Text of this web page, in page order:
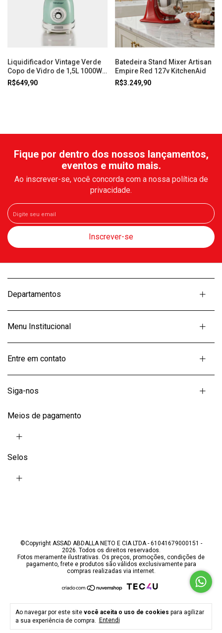
Ao navegar por este site você aceita o uso de cookies para agilizar
a sua experiência de compra.
Entendi
Liquidificador Vintage Verde
Copo de Vidro de 1,5L 1000W
Ariete
R$649,90
Batedeira Stand Mixer Artisan
Empire Red 127v KitchenAid
R$3.249,90
Fique por dentro dos nossos lançamentos,
eventos e muito mais.
Ao inscrever-se, você concorda com a nossa política de
privacidade.
Departamentos
Menu Institucional
Entre em contato
Siga-nos
Meios de pagamento
Selos
©Copyright ASSAD ABDALLA NETO E CIA LTDA - 61041679000151 -
2026. Todos os direitos reservados.
Fotos meramente ilustrativas. Os preços, promoções, condições de
pagamento, frete e produtos são válidos exclusivamente para
compras realizadas via internet.